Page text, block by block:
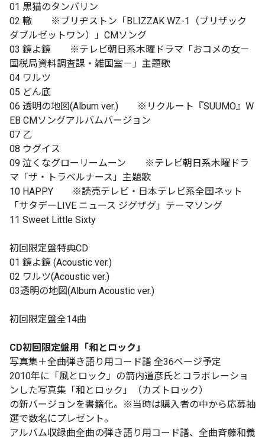
01 黒猫のタンバリン
02 轍 ※ブリヂストン「BLIZZAK WZ-1（ブリザック
ダブルゼットワン）」CMソング
03 鏡よ鏡 ※テレビ朝日系木曜ドラマ「おコメの女－
国税局資料調査課・雑国室－」主題歌
04 ワルツ
05 どん底
06 透明の地図(Album ver.) ※リクルート『SUUMO』W
EB CMソングアルバムバージョン
07 乙
08 ウグイス
09 泣くなグローリームーン ※テレビ朝日系木曜ドラ
マ「ザ・トラベルナース」主題歌
10 HAPPY ※読売テレビ・日本テレビ系全国ネット
「サタデーLIVE ニュース ジグザグ」テーマソング
11 Sweet Little Sixty
初回限定盤特典CD
01 鏡よ鏡 (Acoustic ver.)
02 ワルツ(Acoustic ver.)
03透明の地図(Album Acoustic ver.)
初回限定盤全14曲
CD初回限定盤用「和とロック」
写真集＋全曲弾き語り用コード譜 全36ページ予定
2010年に「風とロック」の箭内道彦氏とコラボレーショ
ンした写真集「和とロック」（カズトロック）
の新バージョンを書籍化。※当時は購入者の中から応募抽
選で数名にプレゼント。
アルバム収録曲全曲の弾き語り用コード譜、全曲斉藤和義